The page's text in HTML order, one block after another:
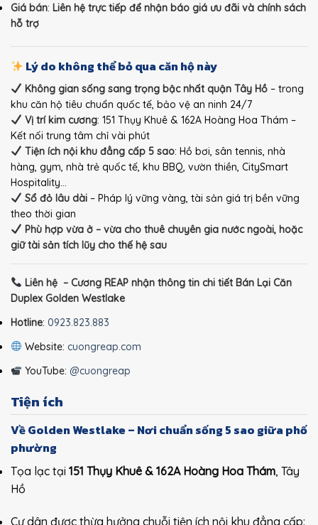
Giá bán: Liên hệ trực tiếp để nhận báo giá ưu đãi và chính sách
hỗ trợ
Lý do không thể bỏ qua căn hộ này
Không gian sống sang trọng bậc nhất quận Tây Hồ– trong
khu căn hộ tiêu chuẩn quốc tế, bảo vệ an ninh 24/7
Vị trí kim cương: 151 Thụy Khuê & 162A Hoàng Hoa Thám –
Kết nối trung tâm chỉ vài phút
Tiện ích nội khu đẳng cấp 5 sao: Hồ bơi, sân tennis, nhà
hàng, gym, nhà trẻ quốc tế, khu BBQ, vườn thiền, CitySmart
Hospitality…
Sổ đỏ lâu dài– Pháp lý vững vàng, tài sản giá trị bền vững
theo thời gian
Phù hợp vừa ở – vừa cho thuê chuyên gia nước ngoài, hoặc
giữ tài sản tích lũy cho thế hệ sau
Liên hệ – Cương REAP nhận thông tin chi tiết Bán Lại Căn
Duplex Golden Westlake
Hotline: 0923.823.883
Website: cuongreap.com
YouTube: @cuongreap
Tiện ích
Về Golden Westlake – Nơi chuẩn sống 5 sao giữa phố
phường
Tọa lạc tại 151 Thụy Khuê & 162A Hoàng Hoa Thám, Tây
Hồ
Cư dân được thừa hưởng chuỗi tiện ích nội khu đẳng cấp: